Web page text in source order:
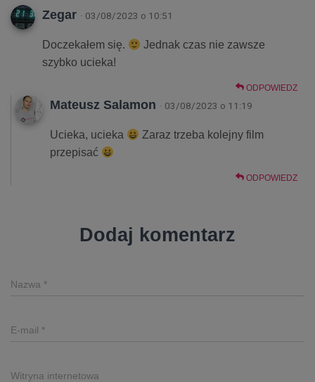
Zegar · 03/08/2023 o 10:51
Doczekałem się.
Jednak czas nie zawsze
szybko ucieka!
ODPOWIEDZ
Mateusz Salamon · 03/08/2023 o 11:19
Ucieka, ucieka
Zaraz trzeba kolejny film
przepisać
ODPOWIEDZ
Dodaj komentarz
Nazwa *
E-mail *
Witryna internetowa